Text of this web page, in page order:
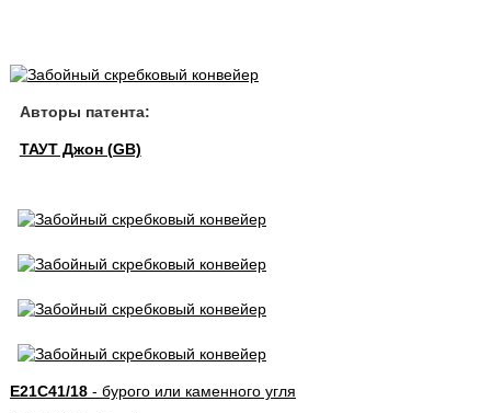
Авторы патента:
ТАУТ Джон (GB)
E21C41/18- бурого или каменного угля